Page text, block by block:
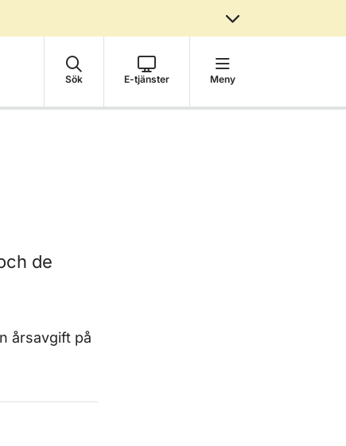
Sök E-tjänster Meny
de
årsavgift på